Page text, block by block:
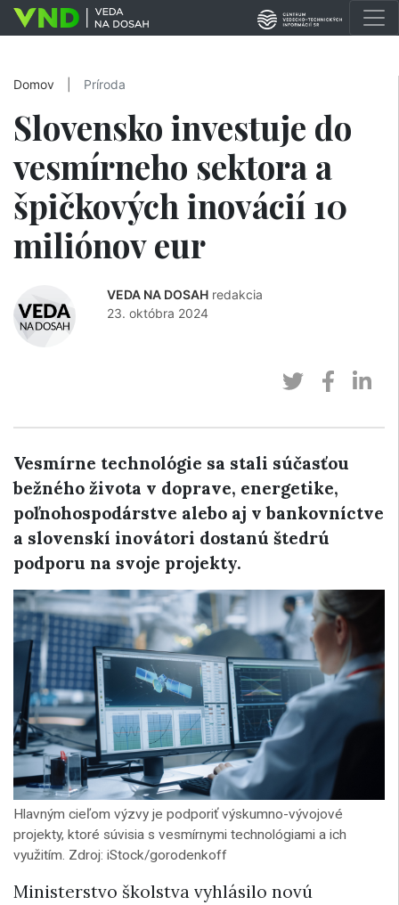
Domov Príroda
Slovensko investuje do
vesmírneho sektora a
špičkových inovácií 10
miliónov eur
VEDA NA DOSAH redakcia
23. októbra 2024
Vesmírne technológie sa stali súčasťou
bežného života v doprave, energetike,
poľnohospodárstve alebo aj v bankovníctve
a slovenskí inovátori dostanú štedrú
podporu na svoje projekty.
Hlavným cieľom výzvy je podporiť výskumno-vývojové
projekty, ktoré súvisia s vesmírnymi technológiami a ich
využitím. Zdroj: iStock/gorodenkoff
Ministerstvo školstva vyhlásilo novú